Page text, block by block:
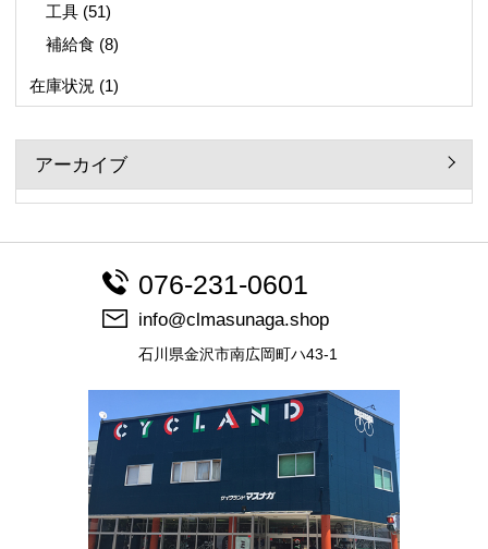
工具 (51)
補給食 (8)
在庫状況 (1)
アーカイブ
076-231-0601
info@clmasunaga.shop
石川県金沢市南広岡町ハ43-1